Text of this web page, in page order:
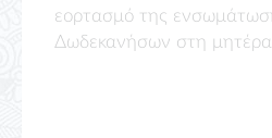
εορτασμό της
Δωδεκανήσων στη μητέρα